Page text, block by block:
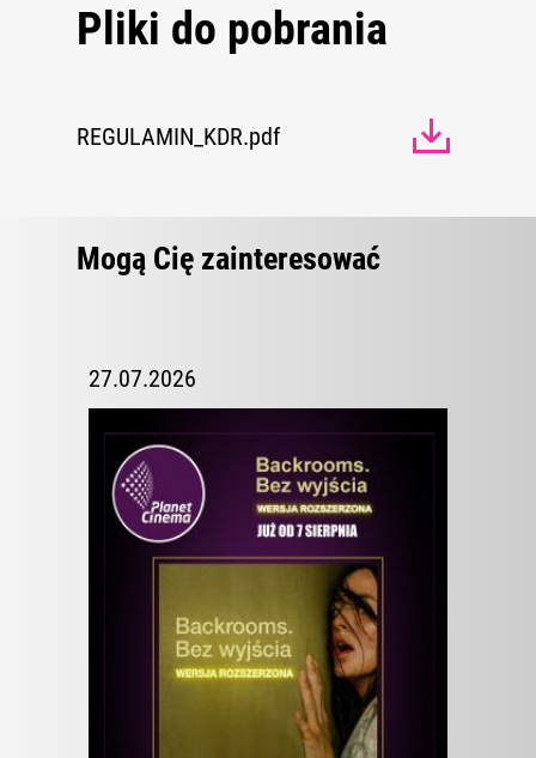
Pliki do pobrania
REGULAMIN_KDR.pdf
Mogą Cię zainteresować
27.07.2026